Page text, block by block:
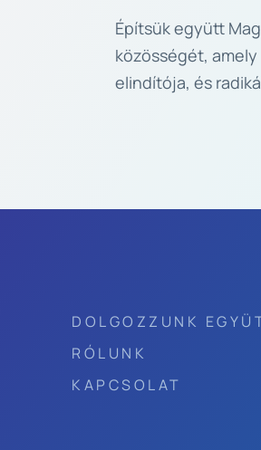
Építsük együtt
közösségét,
elindítója, és
DOLGOZZUNK
RÓLUNK
KAPCSOLAT